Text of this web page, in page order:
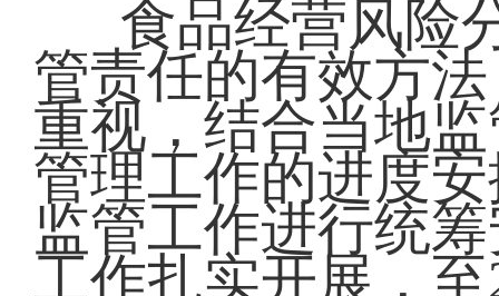
食品经营风险
管责任的有效方
重视，结合当地
管理工作的进度
监管工作进行统
工作扎实开展，